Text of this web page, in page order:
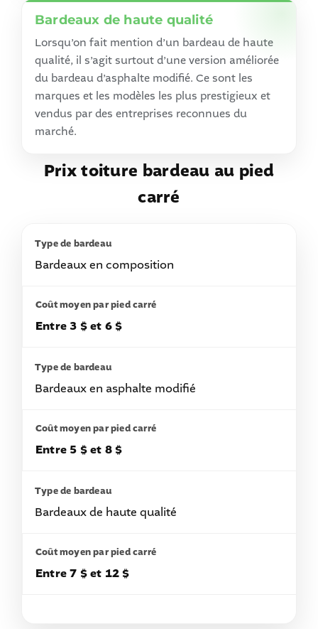
Bardeaux de haute qualité
Lorsqu’on fait mention d’un bardeau de haute
qualité, il s’agit surtout d’une version améliorée
du bardeau d’asphalte modifié. Ce sont les
marques et les modèles les plus prestigieux et
vendus par des entreprises reconnues du
marché.
Prix toiture bardeau au pied
carré
Bardeaux en composition
Entre 3 $ et 6 $
Bardeaux en asphalte modifié
Entre 5 $ et 8 $
Bardeaux de haute qualité
Entre 7 $ et 12 $